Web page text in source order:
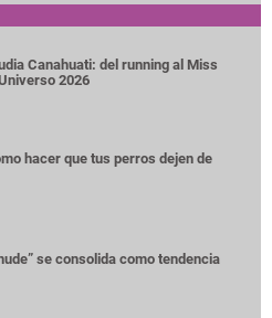
Canahuati: del running al Miss
2026
hacer que tus perros dejen de
se consolida como tendencia